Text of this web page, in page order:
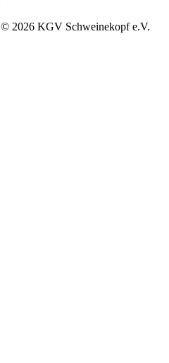
© 2026 KGV Schweinekopf e.V.